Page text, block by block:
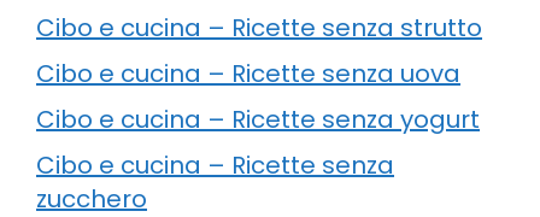
Cibo e cucina – Ricette senza strutto
Cibo e cucina – Ricette senza uova
Cibo e cucina – Ricette senza yogurt
Cibo e cucina – Ricette senza
zucchero